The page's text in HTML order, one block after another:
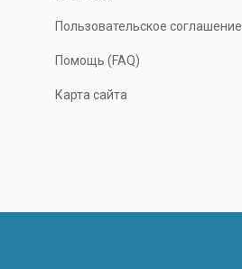
Пользовательское соглашение
Помощь (FAQ)
Карта сайта